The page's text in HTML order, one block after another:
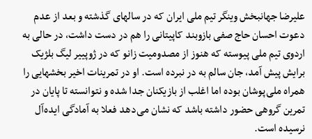
علیرضا جهانبخش وینگر تیم ملی ایران که در سالهای گذشته و بعد از عدم
دعوت احسان حاج صفی بازوبند کاپیتانی را هم در دست داشت، در حالی به
اردوی تیم ملی پیوسته که هنوز از مصدومیت زانو که در ژوپییر لیگ بلژیک
برایش پیش آمد، جان سالم به در نبرده است. او در تمرینات اخیر بخشهایی را
همراه ملی‌پوشان بوده اما اغلب از بازیکنان جدا شده و نتوانسته تا پایان در
تمرین گروهی حضور داشته باشد که نشان می‌دهد فعلا به آمادگی ایده‌آل
نرسیده است.